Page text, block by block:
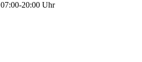
07:00-20:00 Uhr